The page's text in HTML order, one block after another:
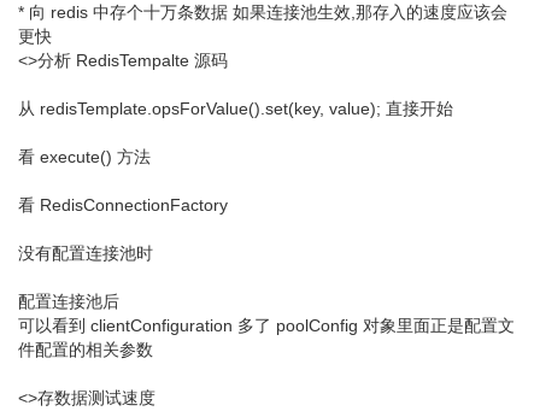
* 向 redis 中存个十万条数据 如果连接池生效,那存入的速度应该会
更快
<>分析 RedisTempalte 源码
从 redisTemplate.opsForValue().set(key, value); 直接开始
看 execute() 方法
看 RedisConnectionFactory
没有配置连接池时
配置连接池后
可以看到 clientConfiguration 多了 poolConfig 对象里面正是配置文
件配置的相关参数
<>存数据测试速度